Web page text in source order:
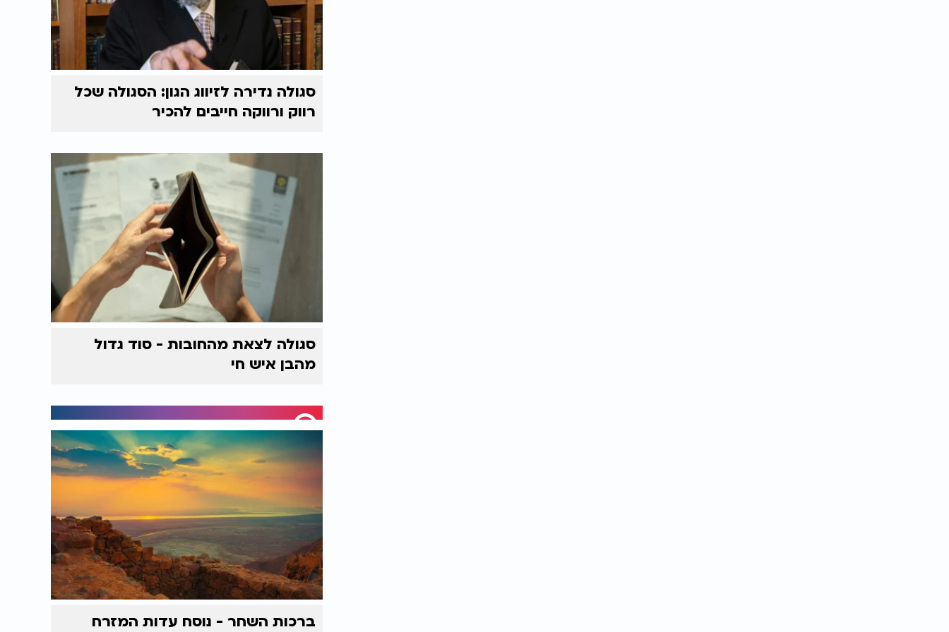
סגולה נדירה לזיווג הגון: הסגולה שכל
רווק ורווקה חייבים להכיר
סגולה לצאת מהחובות - סוד גדול
מהבן איש חי
ברכות השחר - נוסח עדות המזרח